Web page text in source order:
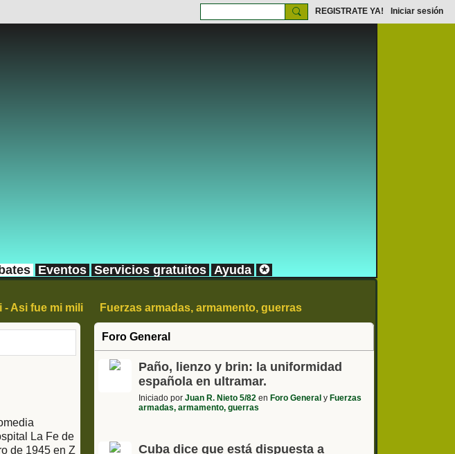
REGISTRATE YA! Iniciar sesión
Eventos Servicios gratuitos Ayuda ✪
- Asi fue mi mili
Fuerzas armadas, armamento, guerras
y tecnología
Motor - coches, motos, etc
La Fe de
de 1945 en Z
Foro General
Paño, lienzo y brin: la uniformidad
española en ultramar.
Iniciado porJuan R. Nieto 5/82 en Foro General y Fuerzas
armadas, armamento, guerras
Cuba dice que está dispuesta a